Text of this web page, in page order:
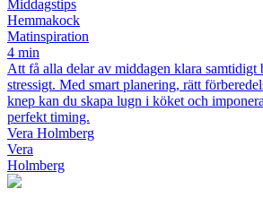
Middagstips
Hemmakock
Matinspiration
4 min
Att få alla delar av middagen klara samtidigt
stressigt. Med smart planering, rätt
knep kan du skapa lugn i köket och
perfekt timing.
Vera Holmberg
Vera
Holmberg